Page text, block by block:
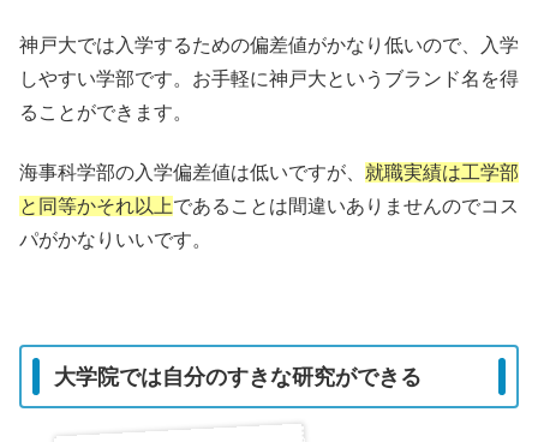
神戸大では入学するための偏差値がかなり低いので、入学
しやすい学部です。お手軽に神戸大というブランド名を得
ることができます。
海事科学部の入学偏差値は低いですが、 就職実績は工学部
と同等かそれ以上であることは間違いありませんのでコス
パがかなりいいです。
大学院では自分のすきな研究ができる